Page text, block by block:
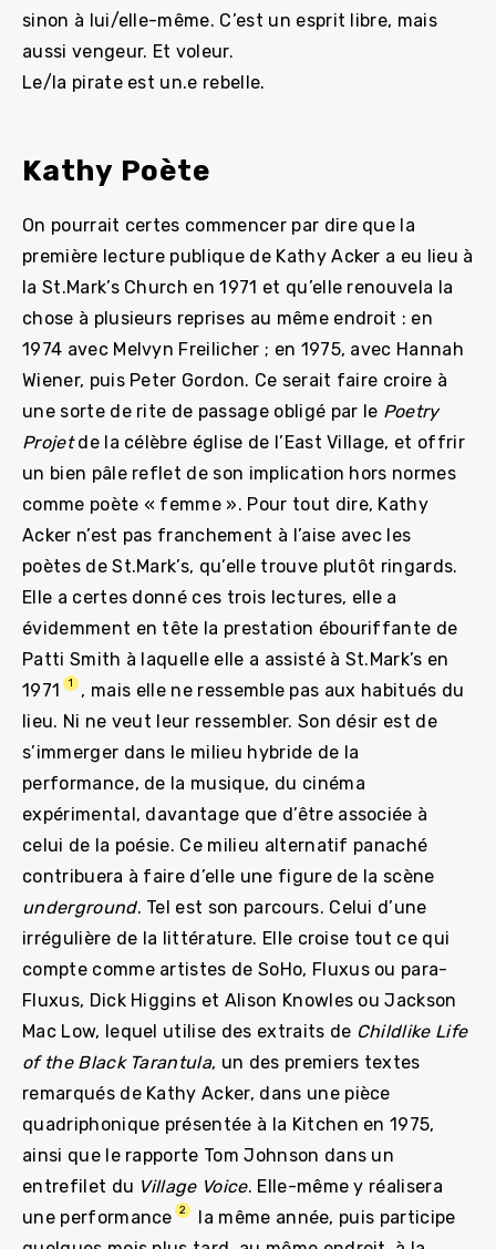
sinon à lui/elle-même. C’est un esprit libre, mais
aussi vengeur. Et voleur.
Le/la pirate est un.e rebelle.
Kathy Poète
On pourrait certes commencer par dire que la
première lecture publique de Kathy Acker a eu lieu à
la St.Mark’s Church en 1971 et qu’elle renouvela la
chose à plusieurs reprises au même endroit : en
1974 avec Melvyn Freilicher ; en 1975, avec Hannah
Wiener, puis Peter Gordon. Ce serait faire croire à
une sorte de rite de passage obligé par le Poetry
Projetde la célèbre église de l’East Village, et offrir
un bien pâle reflet de son implication hors normes
comme poète « femme ». Pour tout dire, Kathy
Acker n’est pas franchement à l’aise avec les
poètes de St.Mark’s, qu’elle trouve plutôt ringards.
Elle a certes donné ces trois lectures, elle a
évidemment en tête la prestation ébouriffante de
Patti Smith à laquelle elle a assisté à St.Mark’s en
1971
1
, mais elle ne ressemble pas aux habitués du
lieu. Ni ne veut leur ressembler. Son désir est de
s’immerger dans le milieu hybride de la
performance, de la musique, du cinéma
expérimental, davantage que d’être associée à
celui de la poésie. Ce milieu alternatif panaché
contribuera à faire d’elle une figure de la scène
underground. Tel est son parcours. Celui d’une
irrégulière de la littérature. Elle croise tout ce qui
compte comme artistes de SoHo, Fluxus ou para-
Fluxus, Dick Higgins et Alison Knowles ou Jackson
Mac Low, lequel utilise des extraits de Childlike Life
of the Black Tarantula, un des premiers textes
remarqués de Kathy Acker, dans une pièce
quadriphonique présentée à la Kitchen en 1975,
ainsi que le rapporte Tom Johnson dans un
entrefilet du Village Voice. Elle-même y réalisera
une performance
2
la même année, puis participe